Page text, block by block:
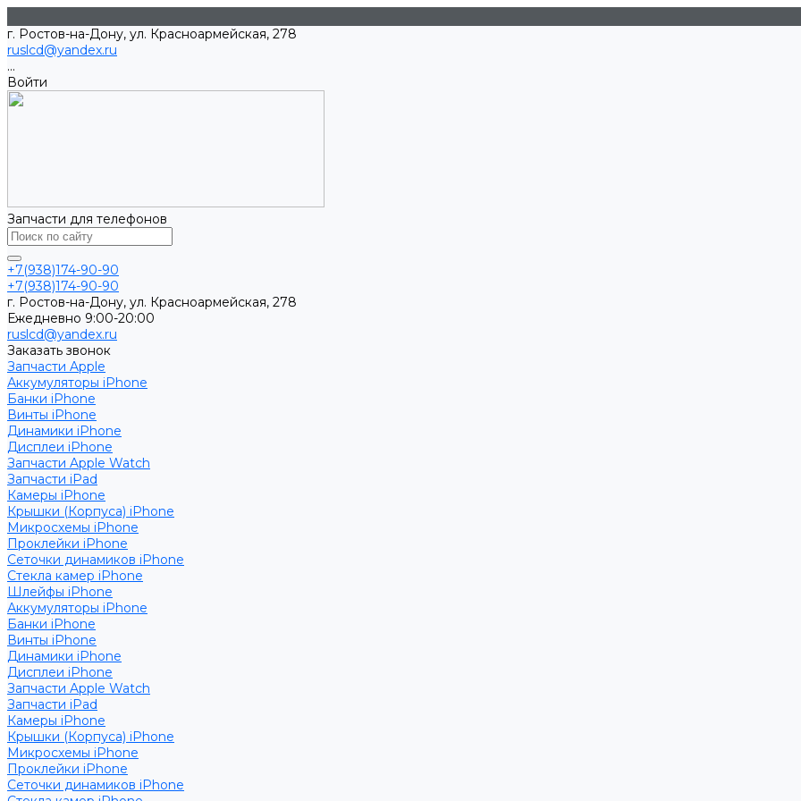
г. Ростов-на-Дону, ул. Красноармейская, 278
ruslcd@yandex.ru
...
Войти
Запчасти для телефонов
+7(938)174-90-90
+7(938)174-90-90
г. Ростов-на-Дону, ул. Красноармейская, 278
Ежедневно 9:00-20:00
ruslcd@yandex.ru
Заказать звонок
Запчасти Apple
Аккумуляторы iPhone
Банки iPhone
Винты iPhone
Динамики iPhone
Дисплеи iPhone
Запчасти Apple Watch
Запчасти iPad
Камеры iPhone
Крышки (Корпуса) iPhone
Микросхемы iPhone
Проклейки iPhone
Сеточки динамиков iPhone
Стекла камер iPhone
Шлейфы iPhone
Аккумуляторы iPhone
Банки iPhone
Винты iPhone
Динамики iPhone
Дисплеи iPhone
Запчасти Apple Watch
Запчасти iPad
Камеры iPhone
Крышки (Корпуса) iPhone
Микросхемы iPhone
Проклейки iPhone
Сеточки динамиков iPhone